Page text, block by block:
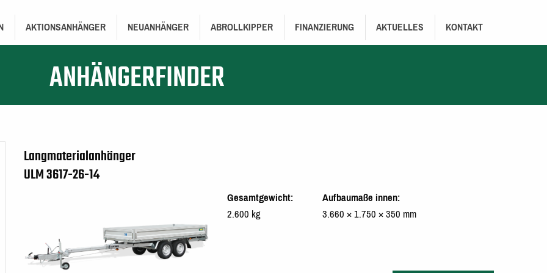
AKTIONSANHÄNGER NEUANHÄNGER ABROLLKIPPER FINANZIERUNG AKTUELLES KONTAKT
ANHÄNGERFINDER
Langmaterialanhänger
ULM 3617-26-14
Gesamtgewicht
2.600 kg
Aufbaumaße innen
3.660 × 1.750 × 350 mm